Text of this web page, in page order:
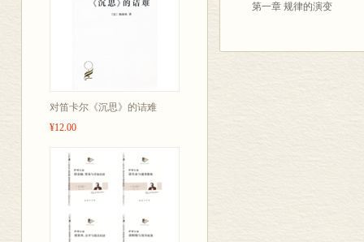
对笛卡尔《沉思》的诘难
¥12.00
第一章 规律的演变